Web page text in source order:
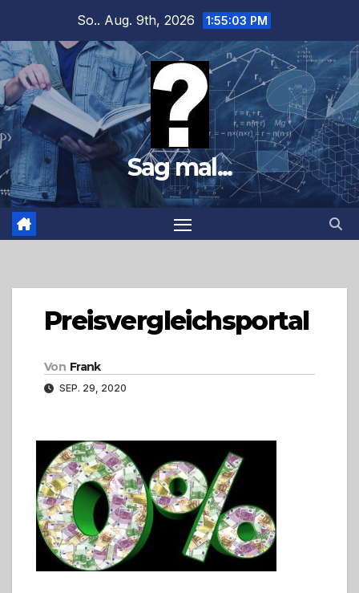
springen
So.. Aug. 9th, 2026 1:55:04 PM
Sag mal...
Preisvergleichsportal
Von Frank
SEP. 29, 2020